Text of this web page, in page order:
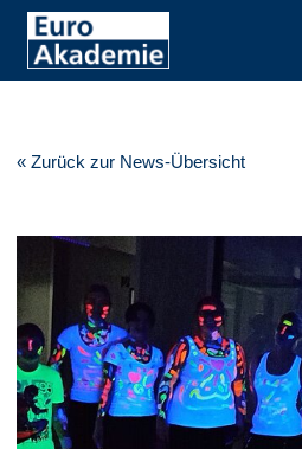
« Zurück zur News-Übersicht